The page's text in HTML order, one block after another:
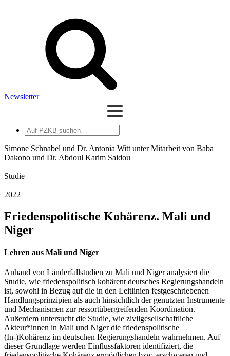
Newsletter
Auf
PZKB
suchen
Simone Schnabel und Dr. Antonia Witt unter Mitarbeit von Baba
Dakono und Dr. Abdoul Karim Saidou
|
Studie
|
2022
Friedenspolitische Kohärenz. Mali und
Niger
Lehren aus Mali und Niger
Anhand von Länderfallstudien zu Mali und Niger analysiert die
Studie, wie friedenspolitisch kohärent deutsches Regierungshandeln
ist, sowohl in Bezug auf die in den Leitlinien festgeschriebenen
Handlungsprinzipien als auch hinsichtlich der genutzten Instrumente
und Mechanismen zur ressortübergreifenden Koordination.
Außerdem untersucht die Studie, wie zivilgesellschaftliche
Akteur*innen in Mali und Niger die friedenspolitische
(In-)Kohärenz im deutschen Regierungshandeln wahrnehmen. Auf
dieser Grundlage werden Einflussfaktoren identifiziert, die